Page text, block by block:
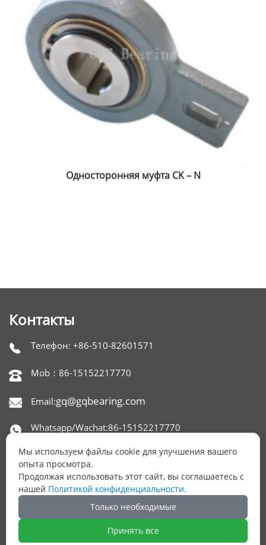
Односторонняя муфта CK – N
Контакты
 Телефон: +86-510-82601571
 Mob：86-15152217770
 Email:gq@gqbearing.com
 Whatsapp/Wachat:86-15152217770
 Skype：gqbearing

Адрес: офис 1515,650 NORTH XINGYUAN ROAD,
РАЙОН БЕЙТАН, УСИ, КИТАЙ.
Мы используем файлы cookie для улучшения вашего
опыта просмотра.
Продолжая использовать этот сайт, вы соглашаетесь с
нашей Политикой конфиденциальности.
Только необходимые
Принять все